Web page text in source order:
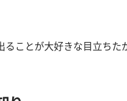
ことが大好きな目立ち